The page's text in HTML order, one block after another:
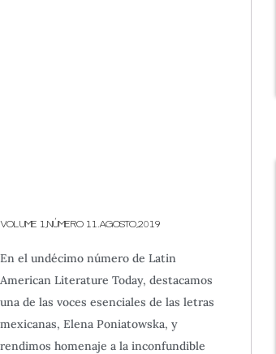
VOLUME 1,NÚMERO 11.AGOSTO,2019
En el undécimo número de Latin
American Literature Today, destacamos
una de las voces esenciales de las letras
mexicanas, Elena Poniatowska, y
rendimos homenaje a la inconfundible